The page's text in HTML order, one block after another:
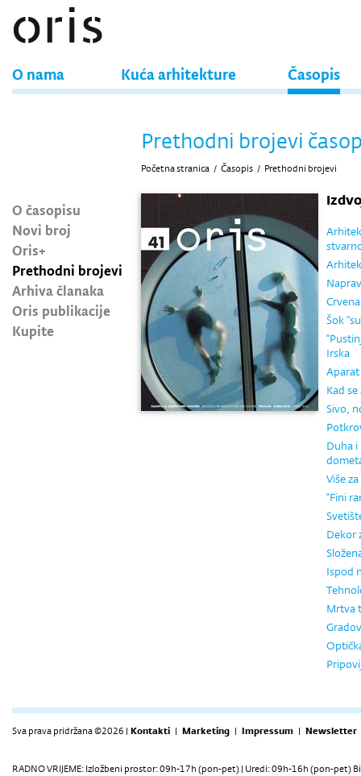
O nama Kuća arhitekture Časopis
O časopisu
Novi broj
Oris+
Prethodni brojevi
Arhiva članaka
Oris publikacije
Kupite
Prethodni brojevi
Početna stranica / Časopis / Prethodni brojevi
Šok
Irska
Kad
Sivo,
Duha
Više
“Fini
Dekor
Ispod
Mrtva
Sva prava pridržana ©2026 | Kontakti | Marketing | Impressum | Newsletter
RADNO VRIJEME: Izložbeni prostor: 09h-17h (pon-pet) | Uredi: 09h-16h (pon-pet)